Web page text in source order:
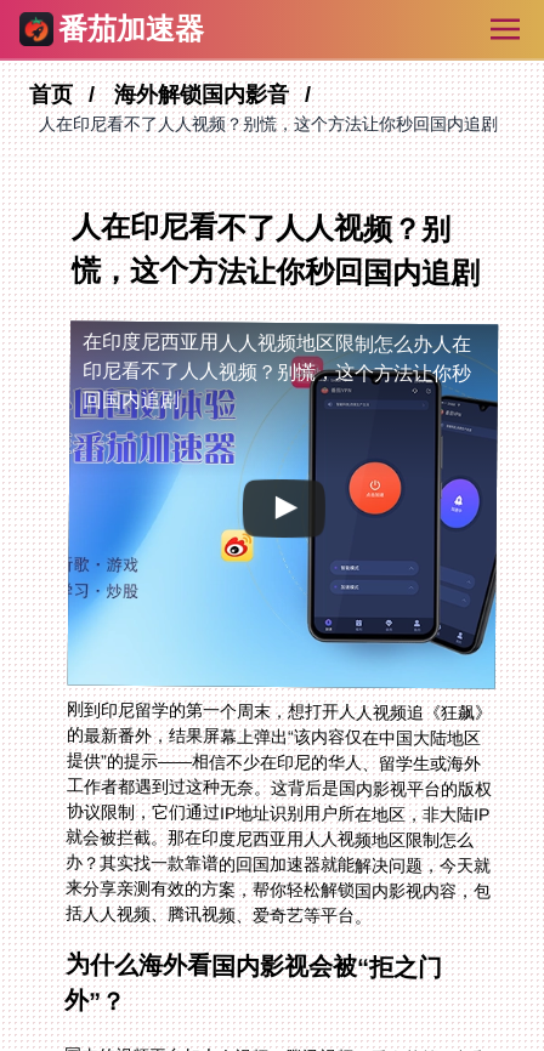
番茄加速器
首页 海外解锁国内影音
人在印尼看不了人人视频？别慌，这个方法让你秒回国内追剧
人在印尼看不了人人视频？别
慌，这个方法让你秒回国内追剧
在印度尼西亚用人人视频地区限制怎么办人在
印尼看不了人人视频？别慌，这个方法让你秒
回国内追剧
刚到印尼留学的第一个周末，想打开人人视频追《狂飙》
的最新番外，结果屏幕上弹出“该内容仅在中国大陆地区
提供”的提示——相信不少在印尼的华人、留学生或海外
工作者都遇到过这种无奈。这背后是国内影视平台的版权
协议限制，它们通过IP地址识别用户所在地区，非大陆IP
就会被拦截。那在印度尼西亚用人人视频地区限制怎么
办？其实找一款靠谱的回国加速器就能解决问题，今天就
来分享亲测有效的方案，帮你轻松解锁国内影视内容，包
括人人视频、腾讯视频、爱奇艺等平台。
为什么海外看国内影视会被“拒之门
外”？